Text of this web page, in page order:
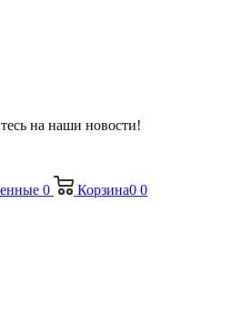
на наши новости!
0 Корзина0 0